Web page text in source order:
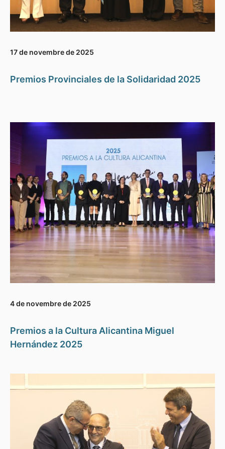
17 de novembre de 2025
Premios Provinciales de la Solidaridad 2025
4 de novembre de 2025
Premios a la Cultura Alicantina Miguel
Hernández 2025